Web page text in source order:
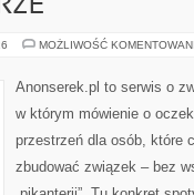
MOŻLIWOŚĆ
Anonserek.pl to serwis o
w którym mówienie o
przestrzeń dla osób, które
zbudować związek – bez